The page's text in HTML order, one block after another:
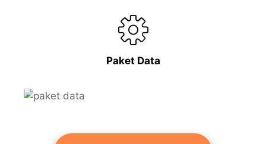
Paket Data